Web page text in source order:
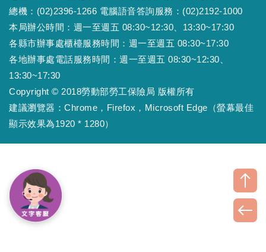
總機：(02)2396-1266 電腦語音答詢服務：(02)2192-1000
本局辦公時間：週一至週五 08:30~12:30、13:30~17:30
各縣市辦事處櫃檯服務時間：週一至週五 08:30~17:30
各地辦事處電話服務時間：週一至週五 08:30~12:30、
13:30~17:30
Copyright © 2018勞動部勞工保險局 版權所有
建議瀏覽器：Chrome，Firefox，Microsoft Edge（螢幕最佳
顯示效果為1920 * 1280）